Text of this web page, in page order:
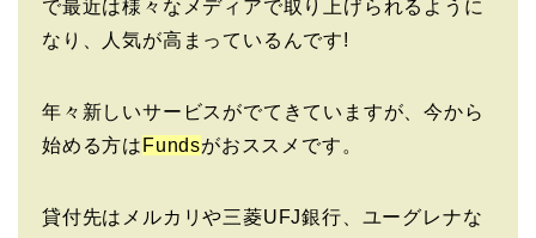
で最近は様々なメディアで取り上げられるように
なり、人気が高まっているんです!
年々新しいサービスがでてきていますが、今から
始める方は Fundsがおススメです。
貸付先はメルカリや三菱UFJ銀行、ユーグレナな